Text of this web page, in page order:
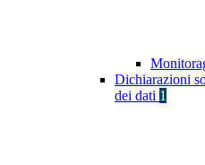
Dichiarazioni
dei dati 1